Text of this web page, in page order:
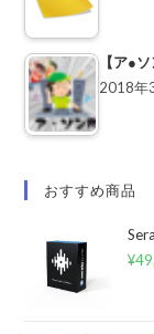
【ア●
2018年
おすすめ商品
¥